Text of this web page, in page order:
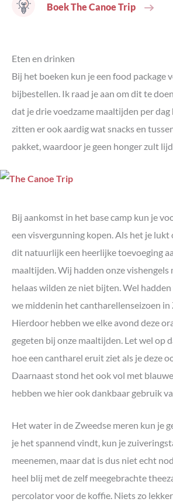
Boek The Canoe Trip
Eten en drinken
Bij het boeken kun je een food package
bijbestellen. Ik raad je aan om dit te
dat je drie voedzame maaltijden per
zitten er ook aardig wat snacks en
pakket, waardoor je geen honger zult
Bij aankomst in het base camp kun je
een visvergunning kopen. Als het je lukt
dit natuurlijk een heerlijke toevoeging
maaltijden. Wij hadden onze vishengels
helaas wilden ze niet bijten. Wel
we middenin het cantharellenseizoen in
Hierdoor hebben we elke avond deze
gegeten bij onze maaltijden. Let wel op
hoe een cantharel eruit ziet als je deze
Daarnaast stond het ook vol met
hebben we hier ook dankbaar gebruik
Het water in de Zweedse meren kun je
je het spannend vindt, kun je
meenemen, maar dat is dus niet echt
heel blij met de zelf meegebrachte
percolator voor de koffie. Niets zo